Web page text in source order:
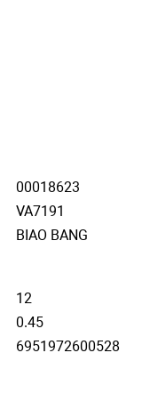
00018623
VA7191
BIAO BANG
12
0.45
6951972600528